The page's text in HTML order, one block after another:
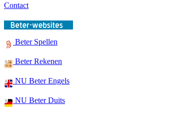
Contact
Beter Spellen
Beter Rekenen
NU Beter Engels
NU Beter Duits